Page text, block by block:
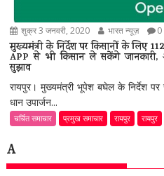
शुक्र 3 जनवरी, 2020 भारत न्यूज़ 0
मुख्यमंत्री के निर्देश पर किसानों के लिए
APP से भी किसान ले सकेंगे जानकारी,
सुझाव
रायपुर। मुख्यमंत्री भूपेश बघेल के निर्देश
धान उपार्जन...
चर्चित समाचार प्रमुख समाचार रायपुर रायपुर
A